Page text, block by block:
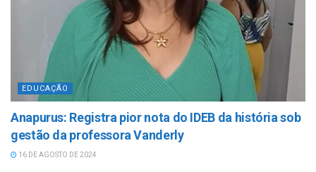
EDUCAÇÃO
Anapurus: Registra pior nota do IDEB da história sob
gestão da professora Vanderly
16 DE AGOSTO DE 2024